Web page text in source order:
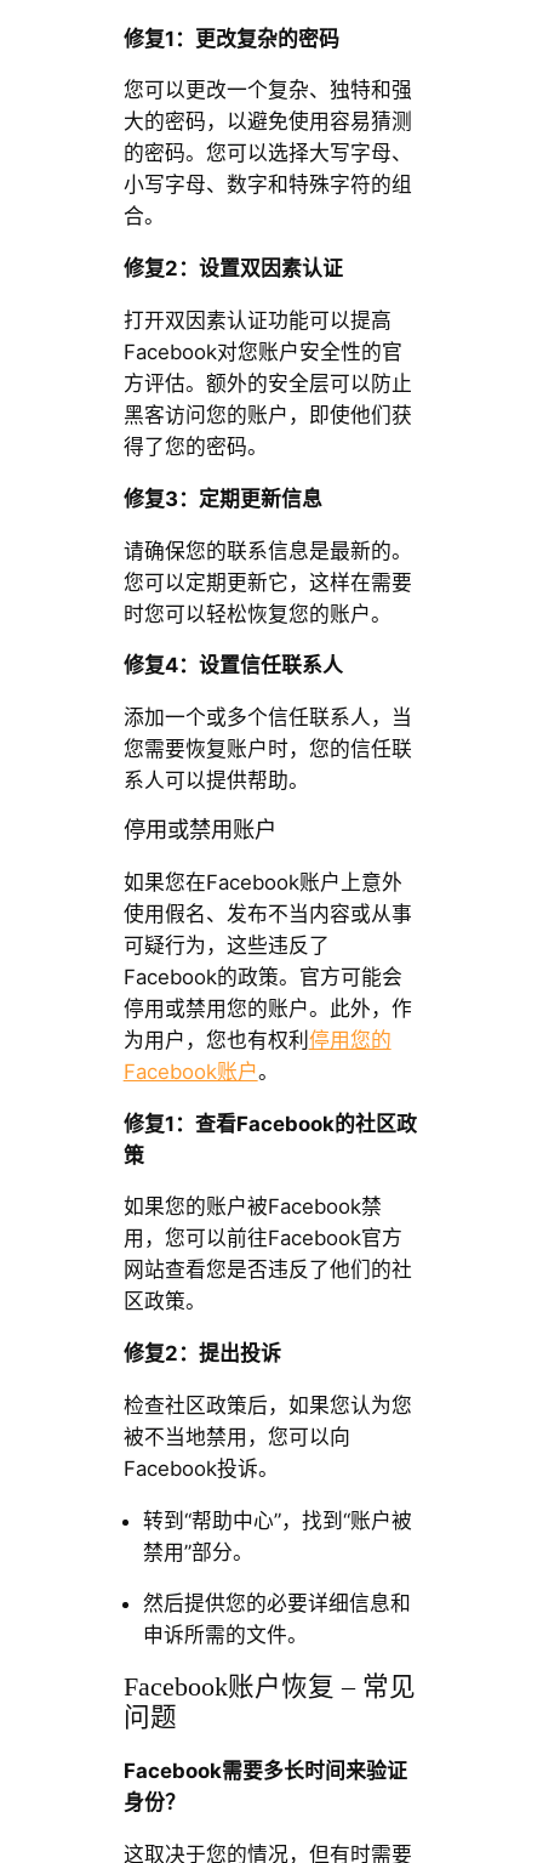
修复1：更改复杂的密码
您可以更改一个复杂、独特和强
大的密码，以避免使用容易猜测
的密码。您可以选择大写字母、
小写字母、数字和特殊字符的组
合。
修复2：设置双因素认证
打开双因素认证功能可以提高
Facebook对您账户安全性的官
方评估。额外的安全层可以防止
黑客访问您的账户，即使他们获
得了您的密码。
修复3：定期更新信息
请确保您的联系信息是最新的。
您可以定期更新它，这样在需要
时您可以轻松恢复您的账户。
修复4：设置信任联系人
添加一个或多个信任联系人，当
您需要恢复账户时，您的信任联
系人可以提供帮助。
停用或禁用账户
如果您在Facebook账户上意外
使用假名、发布不当内容或从事
可疑行为，这些违反了
Facebook的政策。官方可能会
停用或禁用您的账户。此外，作
为用户，您也有权利 停用您的
Facebook账户。
修复1：查看Facebook的社区政
策
如果您的账户被Facebook禁
用，您可以前往Facebook官方
网站查看您是否违反了他们的社
区政策。
修复2：提出投诉
检查社区政策后，如果您认为您
被不当地禁用，您可以向
Facebook投诉。
转到“帮助中心”，找到“账户被
禁用”部分。
然后提供您的必要详细信息和
申诉所需的文件。
Facebook账户恢复 – 常见
问题
Facebook需要多长时间来验证
身份？
这取决于您的情况，但有时需要